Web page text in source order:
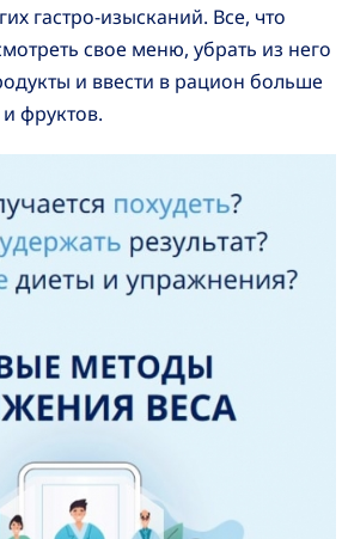
гастро-изысканий. Все, что
свое меню, убрать из него
и ввести в рацион больше
фруктов.